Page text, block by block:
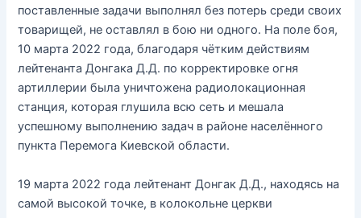
поставленные задачи выполнял без потерь среди своих
товарищей, не оставлял в бою ни одного. На поле боя,
10 марта 2022 года, благодаря чётким действиям
лейтенанта Донгака Д.Д. по корректировке огня
артиллерии была уничтожена радиолокационная
станция, которая глушила всю сеть и мешала
успешному выполнению задач в районе населённого
пункта Перемога Киевской области.
19 марта 2022 года лейтенант Донгак Д.Д., находясь на
самой высокой точке, в колокольне церкви